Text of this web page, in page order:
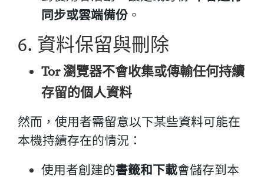
同步或雲端備份 。
6. 資料保留與刪除
Tor 瀏覽器不會收集或傳輸任何持續
存留的個人資料
然而，使用者需留意以下某些資料可能在
本機持續存在的情況：
使用者創建的書籤和下載會儲存到本